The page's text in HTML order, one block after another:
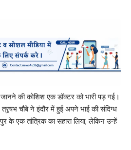
जानने की कोशिश एक डॉक्टर को भारी पड़ गई।
त्रृषभ चौबे ने इंदौर में हुई अपने भाई की संदिग्ध
के एक तांत्रिक का सहारा लिया, लेकिन उन्हें